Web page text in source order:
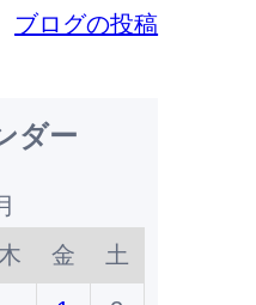
ブログの投稿
ダー
木 金 土